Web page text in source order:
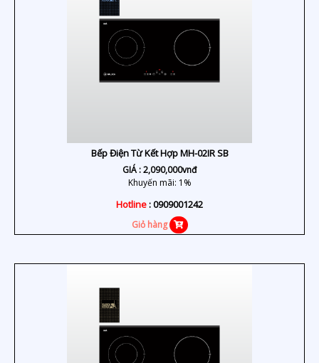
Bếp Điện Từ Kết Hợp MH-02IR SB
GIÁ :2,090,000vnđ
Khuyến mãi: 1%
Hotline: 0909001242
Giỏ hàng